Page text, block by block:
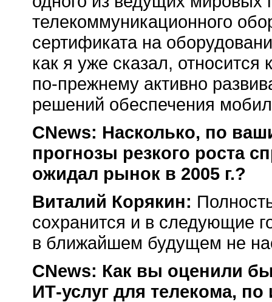
телекоммуникационного
сертификата на
как я уже сказал,
по-прежнему активно
решений обеспечения
CNews: Насколько, по
прогнозы резкого роста
ожидал рынок в 2005 г.?
Виталий Корякин:
сохранится и в следующие
в ближайшем будущем не
CNews: Как вы оценили
ИТ-услуг для телекома, по